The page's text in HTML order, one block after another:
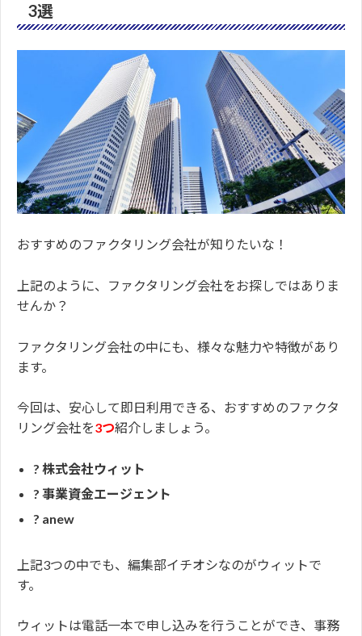
3選
おすすめのファクタリング会社が知りたいな！
上記のように、ファクタリング会社をお探しではありま
せんか？
ファクタリング会社の中にも、様々な魅力や特徴があり
ます。
今回は、安心して即日利用できる、おすすめのファクタ
リング会社を3つ紹介しましょう。
? 株式会社ウィット
? 事業資金エージェント
? anew
上記3つの中でも、編集部イチオシなのがウィットで
す。
ウィットは電話一本で申し込みを行うことができ、事務